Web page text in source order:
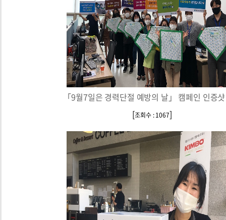
「9월7일은 경력단절 예방의 날」 캠페인 인증
[조회수 : 1067]